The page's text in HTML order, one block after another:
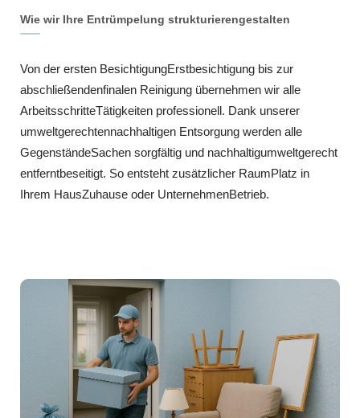
Wie wir Ihre Entrümpelung strukturierengestalten
Von der ersten BesichtigungErstbesichtigung bis zur
abschließendenfinalen Reinigung übernehmen wir alle
ArbeitsschritteTätigkeiten professionell. Dank unserer
umweltgerechtennachhaltigen Entsorgung werden alle
GegenständeSachen sorgfältig und nachhaltigumweltgerecht
entferntbeseitigt. So entsteht zusätzlicher RaumPlatz in
Ihrem HausZuhause oder UnternehmenBetrieb.